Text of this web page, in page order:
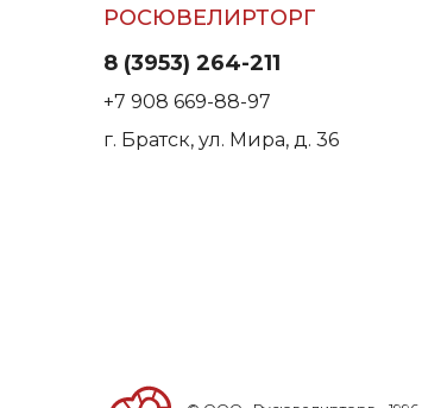
РОСЮВЕЛИРТОРГ
8 (3953) 264-211
+7 908 669-88-97
г. Братск, ул. Мира, д. 36